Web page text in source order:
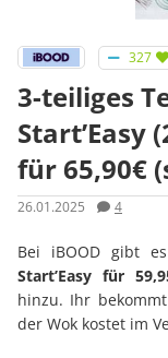
327
3-teiliges
Start’Easy
für 65,90€
26.01.2025 4
Bei iBOOD gibt
Start’Easy für
hinzu. Ihr
der Wok kostet im